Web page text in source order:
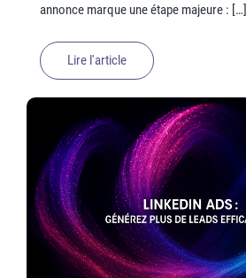
annonce marque une étape majeure : […]
Lire l'article